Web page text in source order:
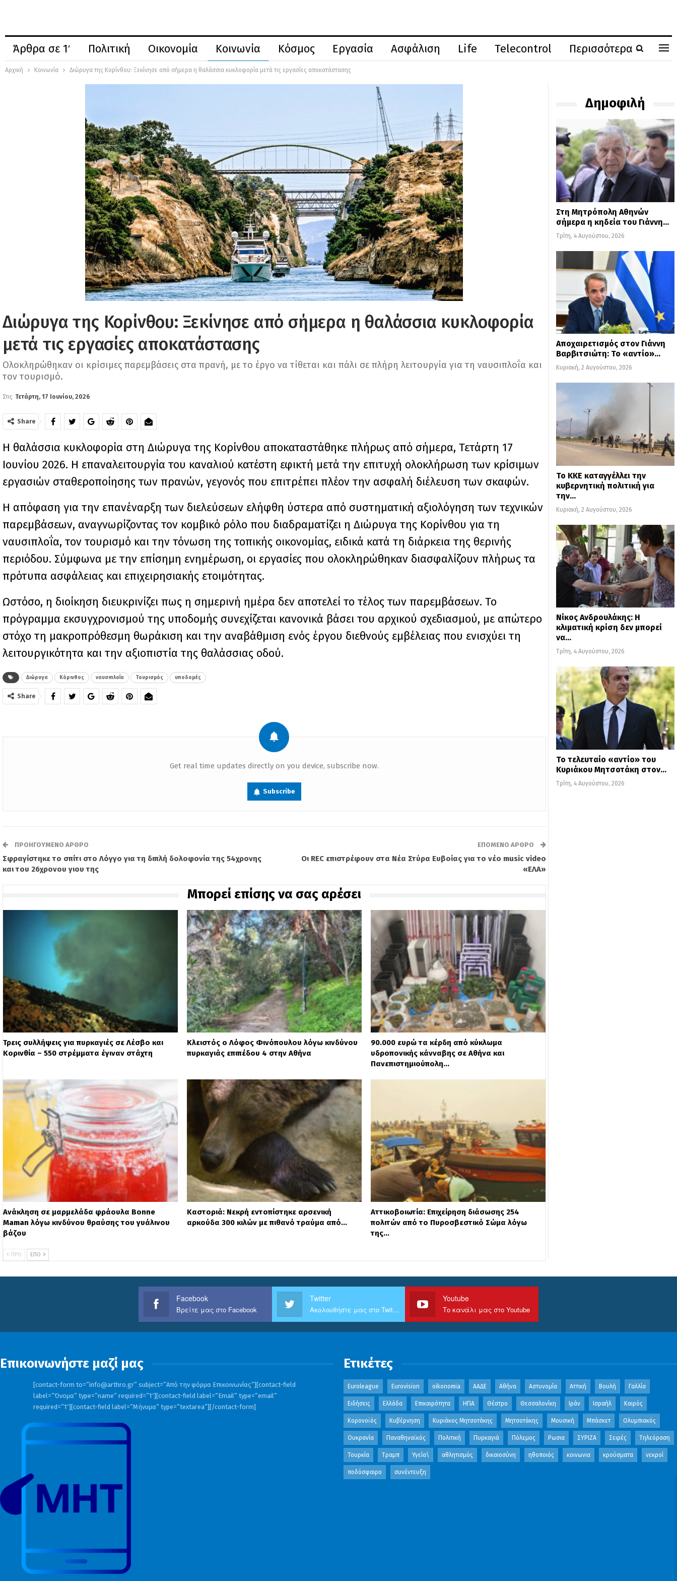
Άρθρα σε 1′ Πολιτική Οικονομία Κοινωνία Κόσμος Εργασία Ασφάλιση Life Telecontrol Περισσότερα
Αρχική Κοινωνία Διώρυγα της Κορίνθου: Ξεκίνησε από σήμερα η θαλάσσια κυκλοφορία μετά τις εργασίες αποκατάστασης
Διώρυγα της Κορίνθου: Ξεκίνησε από σήμερα η θαλάσσια κυκλοφορία
μετά τις εργασίες αποκατάστασης
Ολοκληρώθηκαν οι κρίσιμες παρεμβάσεις στα πρανή, με το έργο να τίθεται και πάλι σε πλήρη λειτουργία για τη ναυσιπλοΐα και
τον τουρισμό.
Στις Τετάρτη, 17 Ιουνίου, 2026
Share
Η θαλάσσια κυκλοφορία στη Διώρυγα της Κορίνθου αποκαταστάθηκε πλήρως από σήμερα, Τετάρτη 17
Ιουνίου 2026. Η επαναλειτουργία του καναλιού κατέστη εφικτή μετά την επιτυχή ολοκλήρωση των κρίσιμων
εργασιών σταθεροποίησης των πρανών, γεγονός που επιτρέπει πλέον την ασφαλή διέλευση των σκαφών.
Η απόφαση για την επανέναρξη των διελεύσεων ελήφθη ύστερα από συστηματική αξιολόγηση των τεχνικών
παρεμβάσεων, αναγνωρίζοντας τον κομβικό ρόλο που διαδραματίζει η Διώρυγα της Κορίνθου για τη
ναυσιπλοΐα, τον τουρισμό και την τόνωση της τοπικής οικονομίας, ειδικά κατά τη διάρκεια της θερινής
περιόδου. Σύμφωνα με την επίσημη ενημέρωση, οι εργασίες που ολοκληρώθηκαν διασφαλίζουν πλήρως τα
πρότυπα ασφάλειας και επιχειρησιακής ετοιμότητας.
Ωστόσο, η διοίκηση διευκρινίζει πως η σημερινή ημέρα δεν αποτελεί το τέλος των παρεμβάσεων. Το
πρόγραμμα εκσυγχρονισμού της υποδομής συνεχίζεται κανονικά βάσει του αρχικού σχεδιασμού, με απώτερο
στόχο τη μακροπρόθεσμη θωράκιση και την αναβάθμιση ενός έργου διεθνούς εμβέλειας που ενισχύει τη
λειτουργικότητα και την αξιοπιστία της θαλάσσιας οδού.
Διώρυγα Κόρινθος ναυσιπλοΐα Τουρισμός υποδομές
Share
Get real time updates directly on you device, subscribe now.
Subscribe
ΠΡΟΗΓΟΎΜΕΝΟ ΆΡΘΡΟ
Σφραγίστηκε το σπίτι στο Λόγγο για τη διπλή δολοφονία της 54χρονης
και του 26χρονου γιου της
ΕΠΌΜΕΝΟ ΆΡΘΡΟ
Οι REC επιστρέφουν στα Νέα Στύρα Ευβοίας για το νέο music video
«ΕΛΑ»
Μπορεί επίσης να σας αρέσει
Τρεις συλλήψεις για πυρκαγιές σε Λέσβο και
Κορινθία – 550 στρέμματα έγιναν στάχτη
Κλειστός ο Λόφος Φινόπουλου λόγω κινδύνου
πυρκαγιάς επιπέδου 4 στην Αθήνα
90.000 ευρώ τα κέρδη από κύκλωμα
υδροπονικής κάνναβης σε Αθήνα και
Πανεπιστημιούπολη…
Ανάκληση σε μαρμελάδα φράουλα Bonne
Maman λόγω κινδύνου θραύσης του γυάλινου
βάζου
Καστοριά: Νεκρή εντοπίστηκε αρσενική
αρκούδα 300 κιλών με πιθανό τραύμα από…
Αττικοβοιωτία: Επιχείρηση διάσωσης 254
πολιτών από το Πυροσβεστικό Σώμα λόγω
της…
ΠΡΟ ΕΠΌ
Δημοφιλή
Στη Μητρόπολη Αθηνών
σήμερα η κηδεία του Γιάννη…
Τρίτη, 4 Αυγούστου, 2026
Αποχαιρετισμός στον Γιάννη
Βαρβιτσιώτη: Το «αντίο»…
Κυριακή, 2 Αυγούστου, 2026
Το ΚΚΕ καταγγέλλει την
κυβερνητική πολιτική για
την…
Κυριακή, 2 Αυγούστου, 2026
Νίκος Ανδρουλάκης: Η
κλιματική κρίση δεν μπορεί
να…
Τρίτη, 4 Αυγούστου, 2026
Το τελευταίο «αντίο» του
Κυριάκου Μητσοτάκη στον…
Τρίτη, 4 Αυγούστου, 2026
Facebook
Βρείτε μας στο Facebook
Twitter
Ακολουθήστε μας στο Twitter
Youtube
Το κανάλι μας στο Youtube
Επικοινωνήστε μαζί μας
[contact-form to=”info@arthro.gr” subject=”Από την φόρμα Επικοινωνίας”][contact-field
label=”Όνομα” type=”name” required=”1″][contact-field label=”Email” type=”email”
required=”1″][contact-field label=”Μήνυμα” type=”textarea”][/contact-form]
Ετικέτες
Euroleague Eurovision oikonomia ΑΑΔΕ Αθήνα Αστυνομία Αττική Βουλή Γαλλία
Ειδήσεις Ελλάδα Επικαιρότητα ΗΠΑ Θέατρο Θεσσαλονίκη Ιράν Ισραήλ Καιρός
Κορονοϊός Κυβέρνηση Κυριάκος Μητσοτάκης Μητσοτάκης Μουσική Μπάσκετ Ολυμπιακός
Ουκρανία Παναθηναϊκός Πολιτική Πυρκαγιά Πόλεμος Ρωσια ΣΥΡΙΖΑ Σειρές Τηλεόραση
Τουρκία Τραμπ Υγεία\ αθλητισμός δικαιοσύνη ηθοποιός κοινωνια κρούσματα νεκροί
ποδόσφαιρο συνέντευξη